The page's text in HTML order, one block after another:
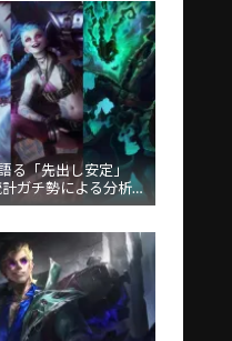
る「先出し安定」
ガチ勢による分析が